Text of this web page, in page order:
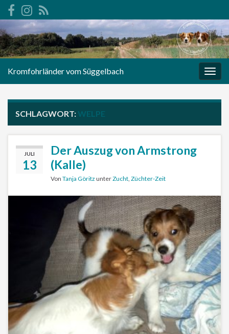
Kromfohrländer vom Süggelbach
SCHLAGWORT: WELPE
JULI
13
Der Auszug von Armstrong
(Kalle)
Von Tanja Göritz unterZucht Züchter-Zeit